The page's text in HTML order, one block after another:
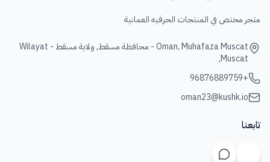
متجر مختص في المنتجات الحرفيه العمانية
Oman, Muhafaza Muscat - محافظة مسقط, ولاية مسقط - Wilayat
Muscat,
+96876889759
oman23@kushk.io
تابعنا